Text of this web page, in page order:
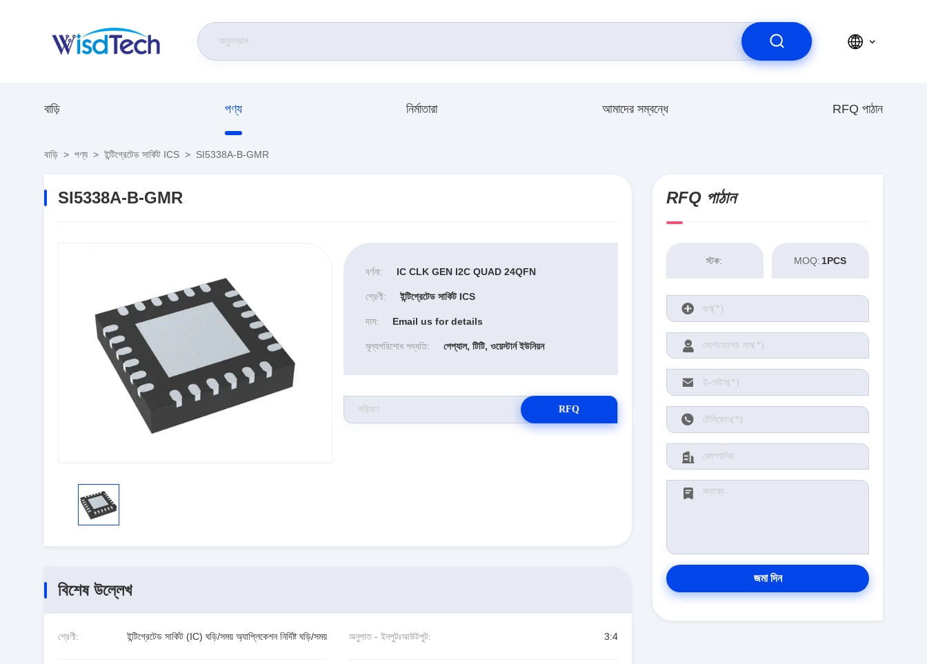
বাড়ি পণ্য নির্মাতারা আমাদের সম্বন্ধে RFQ পাঠান
বাড়ি > পণ্য > ইন্টিগ্রেটেড সার্কিট ICS > SI5338A-B-GMR
SI5338A-B-GMR
বর্ণনা: IC CLK GEN I2C QUAD 24QFN
শ্রেণী: ইন্টিগ্রেটেড সার্কিট ICS
দাম: Email us for details
মূল্যপরিশোধ পদ্ধতি: পেপ্যাল, টিটি, ওয়েস্টার্ন ইউনিয়ন
RFQ
বিশেষ উল্লেখ
শ্রেণী: ইন্টিগ্রেটেড সার্কিট (IC) ঘড়ি/সময় অ্যাপ্লিকেশন নির্দিষ্ট ঘড়ি/সময় অনুপাত - ইনপুটঃআউটপুট: 3:4
RFQ পাঠান
স্টক: MOQ: 1PCS
জমা দিন